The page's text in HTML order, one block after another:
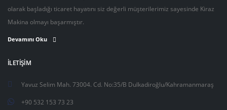
olarak başladığı ticaret hayatını siz değerli müşterilerimiz sayesinde Kiraz
Makina olmayı başarmıştır.
Devamını Oku
İLETIŞIM
Yavuz Selim Mah. 73004. Cd. No:35/B Dulkadiroğlu/Kahramanmaraş
+90 532 153 73 23